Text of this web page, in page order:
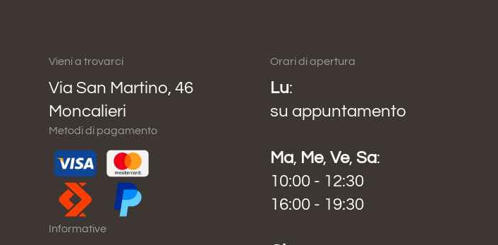
Vieni a trovarci
Via San Martino, 46
Moncalieri
Metodi di pagamento
Informative
Orari di apertura
Lu:
su appuntamento
Ma, Me, Ve, Sa:
10:00 - 12:30
16:00 - 19:30